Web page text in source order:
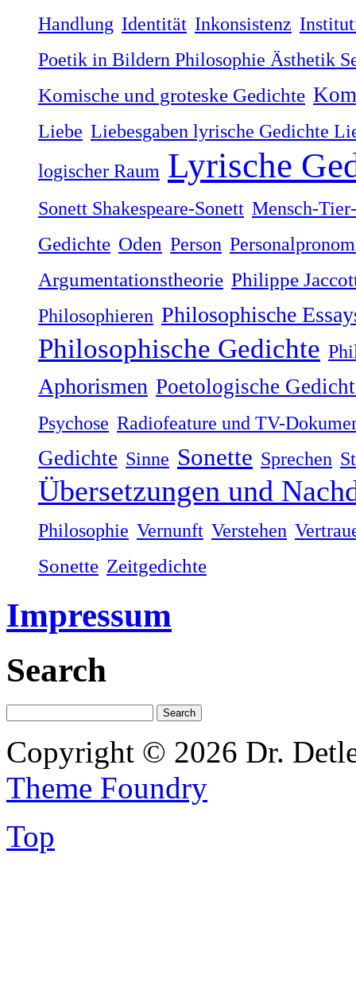
Handlung Identität Inkonsistenz
Poetik in Bildern Philosophie Ästhetik
Komische und groteske Gedichte
Liebe Liebesgaben lyrische Gedichte
logischer Raum Lyrische
Sonett Shakespeare-Sonett Mensch-
Gedichte Oden Person
Argumentationstheorie Philippe
Philosophieren Philosophische
Philosophische Gedichte
Aphorismen Poetologische
Psychose Radiofeature und TV-
Gedichte Sinne Sonette Sprechen
Übersetzungen und
Philosophie Vernunft Verstehen
Sonette Zeitgedichte
Impressum
Search
Copyright © 2026 Dr.
Theme Foundry
Top